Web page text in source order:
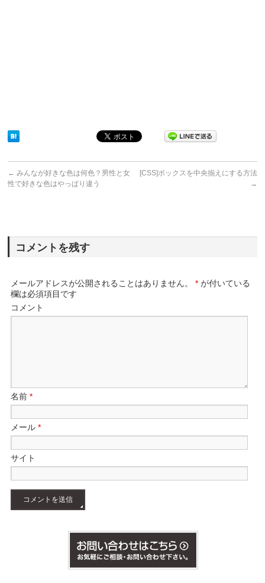
← みんなが好きな色は何色？男性と女
性で好きな色はやっぱり違う
[CSS]ボックスを中央揃えにする方法
→
コメントを残す
メールアドレスが公開されることはありません。 * が付いている
欄は必須項目です
コメント
名前*
メール*
サイト